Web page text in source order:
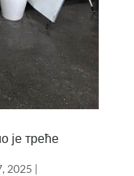
је треће
2025 |